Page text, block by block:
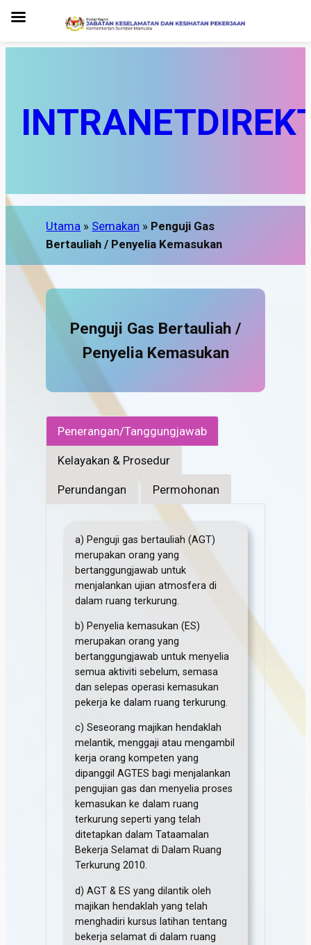
INTRANET
Utama » Semakan » Penguji Gas
Bertauliah / Penyelia Kemasukan
Penguji Gas Bertauliah /
Penyelia Kemasukan
Penerangan/Tanggungjawab
Kelayakan & Prosedur
Perundangan Permohonan
a) Penguji gas bertauliah (AGT)
merupakan orang yang
bertanggungjawab untuk
menjalankan ujian atmosfera di
dalam ruang terkurung.
b) Penyelia kemasukan (ES)
merupakan orang yang
bertanggungjawab untuk menyelia
semua aktiviti sebelum, semasa
dan selepas operasi kemasukan
pekerja ke dalam ruang terkurung.
c) Seseorang majikan hendaklah
melantik, menggaji atau mengambil
kerja orang kompeten yang
dipanggil AGTES bagi menjalankan
pengujian gas dan menyelia proses
kemasukan ke dalam ruang
terkurung seperti yang telah
ditetapkan dalam Tataamalan
Bekerja Selamat di Dalam Ruang
Terkurung 2010.
d) AGT & ES yang dilantik oleh
majikan hendaklah yang telah
menghadiri kursus latihan tentang
bekerja selamat di dalam ruang